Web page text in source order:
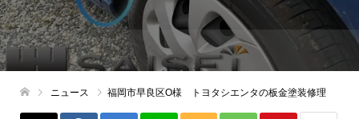
ニュース 福岡市早良区O様 トヨタシエンタの板金塗装修理